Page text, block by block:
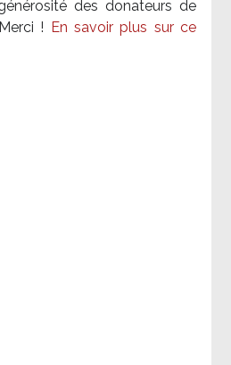
des donateurs de
!
En savoir plus sur ce